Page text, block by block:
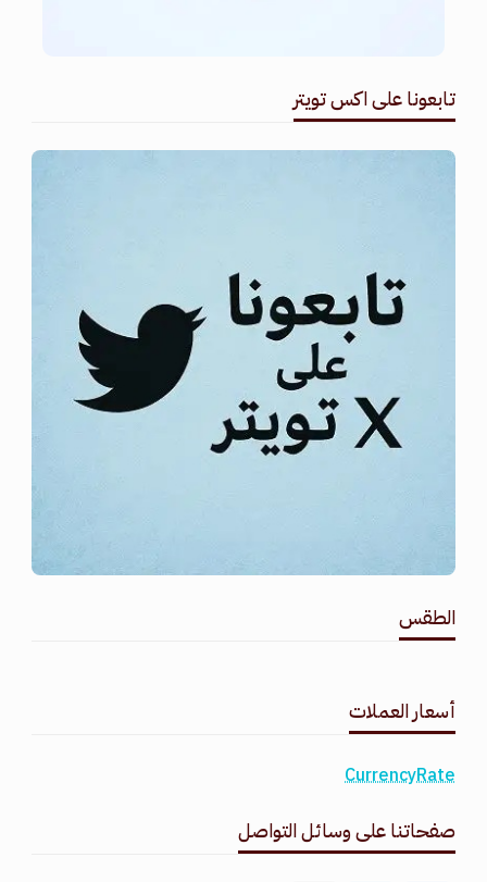
تابعونا على اكس تويتر
الطقس
أسعار العملات
CurrencyRate
صفحاتنا على وسائل التواصل